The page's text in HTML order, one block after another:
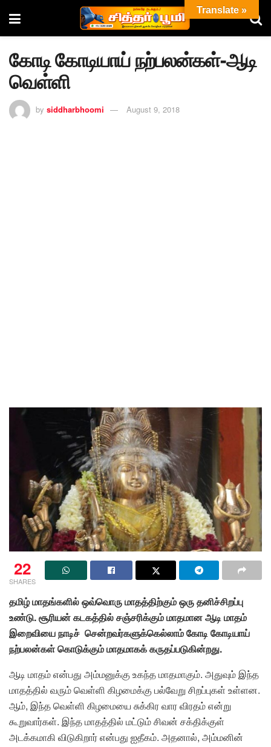
கோடி கோடியாய் நற்பலன்கள்-ஆடி
வெள்ளி
by siddharbhoomi August 9, 2018
22
SHARES
தமிழ் மாதங்களில் ஒவ்வொரு மாதத்திற்கும் ஒரு தனிச்சிறப்பு
உண்டு. சூரியன் கடகத்தில் சஞ்சரிக்கும் மாதமான ஆடி மாதம்
இறைவியை நாடிச் சென்றவர்களுக்கெல்லாம் கோடி கோடியாய்
நற்பலன்கள் கொடுக்கும் மாதமாகக் கருதப்படுகின்றது.
ஆடி மாதம் என்பது அம்மனுக்கு உகந்த மாதமாகும். அதுவும் இந்த
மாதத்தில் வரும் வெள்ளி கிழமைக்கு பல்வேறு சிறப்புகள் உள்ளன.
ஆம், இந்த வெள்ளி கிழமையை சுக்கிர வார விரதம் என்று
கூறுவார்கள். இந்த மாதத்தில் மட்டும் சிவன் சக்திக்குள்
அடக்கமாகி விடுகிறார் என்பது ஐதீகம். அதனால், அம்மனின்
Translate »